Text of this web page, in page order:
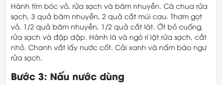
Hành tím bóc vỏ, rửa sạch và băm nhuyễn. Cà chua rửa
sạch, 3 quả băm nhuyễn, 2 quả cắt múi cau. Thơm gọt
vỏ, 1/2 quả băm nhuyễn, 1/2 quả cắt lát. Ớt bỏ cuống,
rửa sạch và đập dập. Hành lá và ngò rí lặt rửa sạch, cắt
nhỏ. Chanh vắt lấy nước cốt. Cải xanh và nấm bào ngư
rửa sạch.
Bước 3: Nấu nước dùng